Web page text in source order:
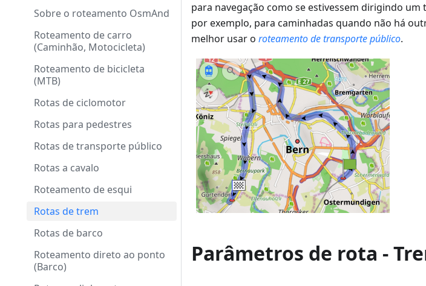
Sobre o roteamento OsmAnd
Roteamento de carro
(Caminhão, Motocicleta)
Roteamento de bicicleta
(MTB)
Rotas de ciclomotor
Rotas para pedestres
Rotas de transporte público
Rotas a cavalo
Roteamento de esqui
Rotas de trem
Rotas de barco
Roteamento direto ao ponto
(Barco)
para navegação como se estivessem dirigindo
por exemplo, para caminhadas quando não há
melhor usar o roteamento de transporte público.
Parâmetros de rota -